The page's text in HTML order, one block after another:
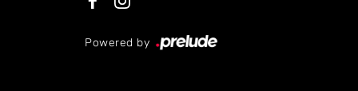
Powered by